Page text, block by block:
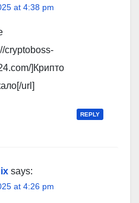
at 4:38 pm
cryptoboss-
]Крипто
url]
REPLY
says:
at 4:26 pm